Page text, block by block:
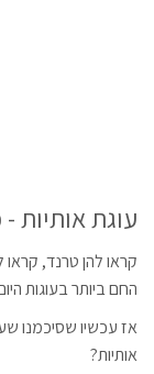
עוגת אותיות
קראו להן טרנד, קראו
החם ביותר בעוגות
אז עכשיו שסיכמנו
אותיות?